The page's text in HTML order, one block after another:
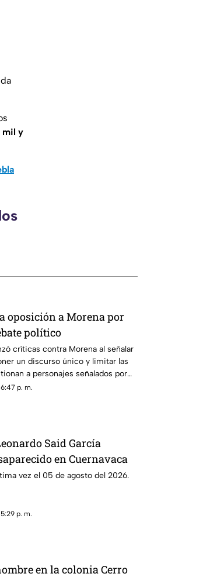
mil y
oposición a Morena por
político
críticas contra Morena al señalar
un discurso único y limitar las
a personajes señalados por
con la narcopolítica de la 4T.
p. m.
Said García
en Cuernavaca
vez el 05 de agosto del 2026.
p. m.
en la colonia Cerro